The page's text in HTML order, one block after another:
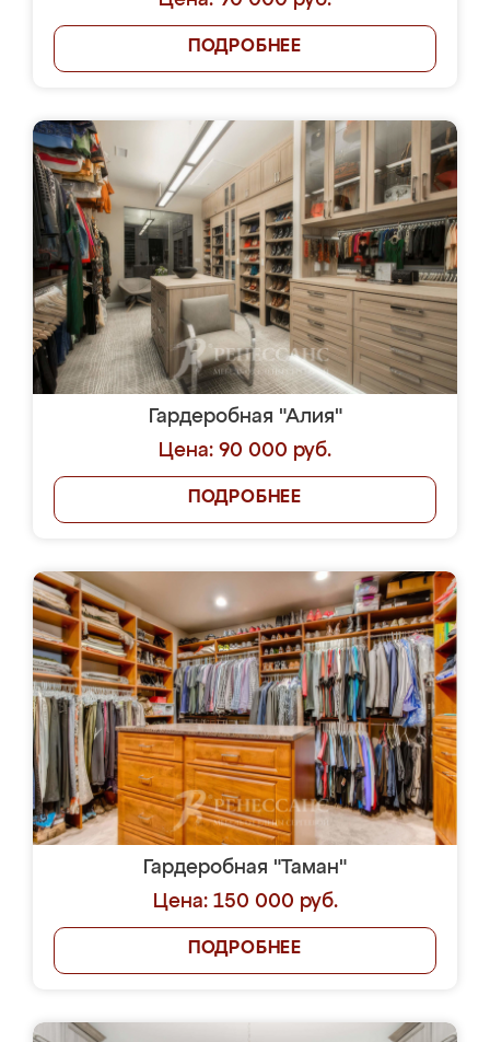
ПОДРОБНЕЕ
Гардеробная "Алия"
Цена: 90 000 руб.
ПОДРОБНЕЕ
Гардеробная "Таман"
Цена: 150 000 руб.
ПОДРОБНЕЕ